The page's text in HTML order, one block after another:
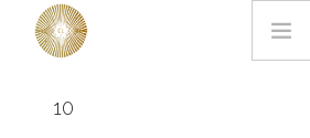
10